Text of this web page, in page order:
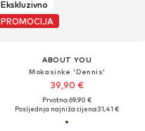
Ekskluzivno
PROMOCIJA
ABOUT YOU
Mokasinke 'Dennis'
39,90 €
Prvotno: 69,90 €
Posljednja najniža cijena:31,41 €